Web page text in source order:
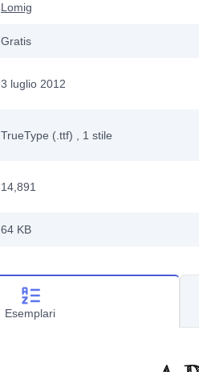
Lomig
Gratis
3 luglio 2012
TrueType (.ttf) , 1 stile
14,891
64 KB
Esemplari